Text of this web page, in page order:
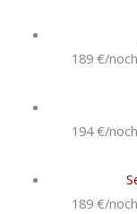
189 €/
194 €/
189 €/